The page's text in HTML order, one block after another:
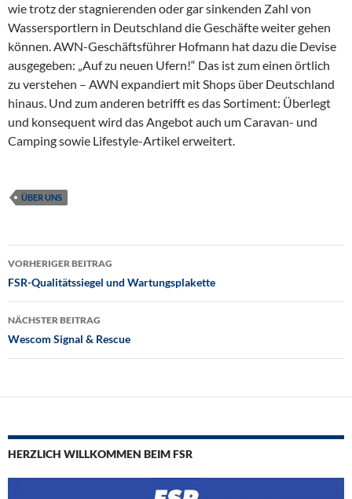
wie trotz der stagnierenden oder gar sinkenden Zahl von
Wassersportlern in Deutschland die Geschäfte weiter gehen
können. AWN-Geschäftsführer Hofmann hat dazu die Devise
ausgegeben: „Auf zu neuen Ufern!“ Das ist zum einen örtlich
zu verstehen – AWN expandiert mit Shops über Deutschland
hinaus. Und zum anderen betrifft es das Sortiment: Überlegt
und konsequent wird das Angebot auch um Caravan- und
Camping sowie Lifestyle-Artikel erweitert.
ÜBER UNS
Beitragsnavigation
VORHERIGER BEITRAG
FSR-Qualitätssiegel und Wartungsplakette
NÄCHSTER BEITRAG
Wescom Signal & Rescue
HERZLICH WILLKOMMEN BEIM FSR